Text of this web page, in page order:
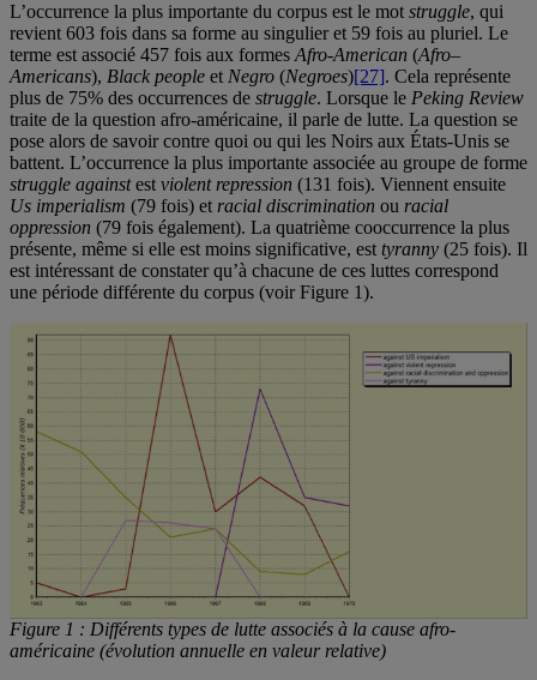
L’occurrence la plus importante du corpus est le mot struggle, qui
revient 603 fois dans sa forme au singulier et 59 fois au pluriel. Le
terme est associé 457 fois aux formes Afro-American (Afro–
Americans), Black people et Negro (Negroes)[27]. Cela représente
plus de 75% des occurrences de struggle. Lorsque le Peking Review
traite de la question afro-américaine, il parle de lutte. La question se
pose alors de savoir contre quoi ou qui les Noirs aux États-Unis se
battent. L’occurrence la plus importante associée au groupe de forme
struggle againstest violent repression (131 fois). Viennent ensuite
Us imperialism (79 fois) et racial discrimination ou racial
oppression (79 fois également). La quatrième cooccurrence la plus
présente, même si elle est moins significative, est tyranny (25 fois). Il
est intéressant de constater qu’à chacune de ces luttes correspond
une période différente du corpus (voir Figure 1).
Figure 1 : Différents types de lutte associés à la cause afro-
américaine (évolution annuelle en valeur relative)